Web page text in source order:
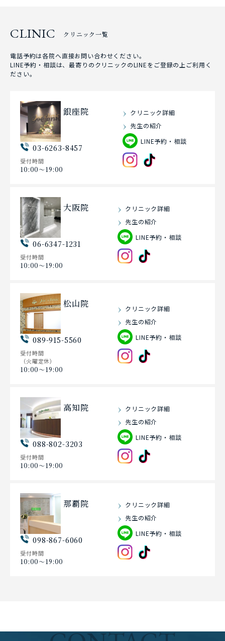
CLINIC クリニック一覧
電話予約は各院へ直接お問い合わせください。
LINE予約・相談は、最寄りのクリニックのLINEをご登録の上ご利用く
ださい。
銀座院
03-6263-8457
受付時間
10:00〜19:00
クリニック詳細
先生の紹介
LINE予約・相談
大阪院
06-6347-1231
受付時間
10:00〜19:00
クリニック詳細
先生の紹介
LINE予約・相談
松山院
089-915-5560
受付時間
（火曜定休）
10:00〜19:00
クリニック詳細
先生の紹介
LINE予約・相談
高知院
088-802-3203
受付時間
10:00〜19:00
クリニック詳細
先生の紹介
LINE予約・相談
那覇院
098-867-6060
受付時間
10:00〜19:00
クリニック詳細
先生の紹介
LINE予約・相談